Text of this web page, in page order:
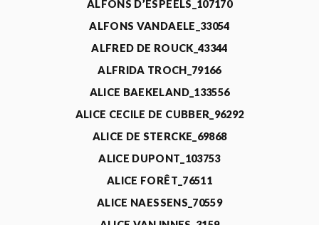
ALFONS D’ESPEELS_107170
ALFONS VANDAELE_33054
ALFRED DE ROUCK_43344
ALFRIDA TROCH_79166
ALICE BAEKELAND_133556
ALICE CECILE DE CUBBER_96292
ALICE DE STERCKE_69868
ALICE DUPONT_103753
ALICE FORÊT_76511
ALICE NAESSENS_70559